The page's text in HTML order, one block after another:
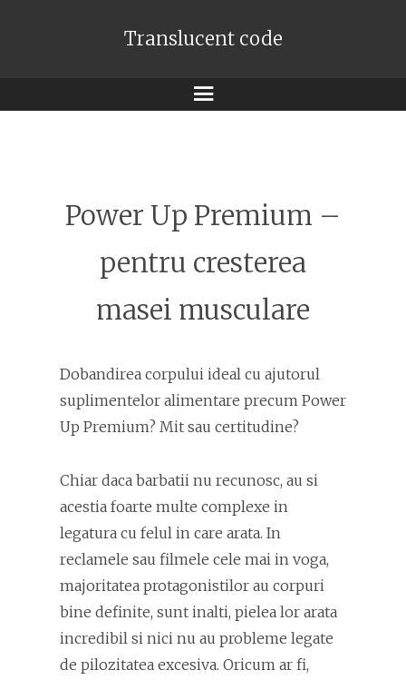
Translucent code
Meniu
Power Up Premium –
pentru cresterea
masei musculare
Dobandirea corpului ideal cu ajutorul
suplimentelor alimentare precum Power
Up Premium? Mit sau certitudine?
Chiar daca barbatii nu recunosc, au si
acestia foarte multe complexe in
legatura cu felul in care arata. In
reclamele sau filmele cele mai in voga,
majoritatea protagonistilor au corpuri
bine definite, sunt inalti, pielea lor arata
incredibil si nici nu au probleme legate
de pilozitatea excesiva. Oricum ar fi,